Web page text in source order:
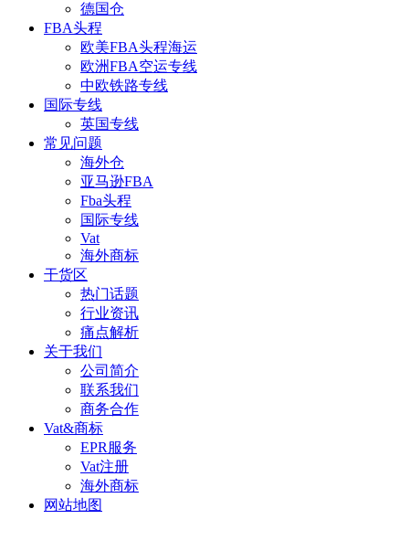
德国仓
FBA头程
欧美FBA头程海运
欧洲FBA空运专线
中欧铁路专线
国际专线
英国专线
常见问题
海外仓
亚马逊FBA
Fba头程
国际专线
Vat
海外商标
干货区
热门话题
行业资讯
痛点解析
关于我们
公司简介
联系我们
商务合作
Vat&商标
EPR服务
Vat注册
海外商标
网站地图